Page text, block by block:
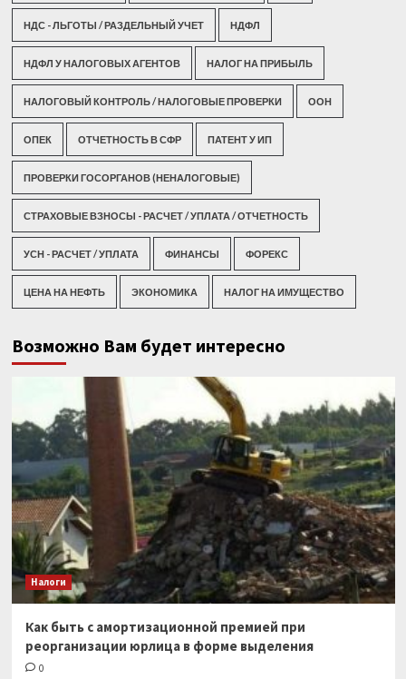
НДС - ЛЬГОТЫ / РАЗДЕЛЬНЫЙ УЧЕТ НДФЛ
НДФЛ У НАЛОГОВЫХ АГЕНТОВ НАЛОГ НА ПРИБЫЛЬ
НАЛОГОВЫЙ КОНТРОЛЬ / НАЛОГОВЫЕ ПРОВЕРКИ ООН
ОПЕК ОТЧЕТНОСТЬ В СФР ПАТЕНТ У ИП
ПРОВЕРКИ ГОСОРГАНОВ (НЕНАЛОГОВЫЕ)
СТРАХОВЫЕ ВЗНОСЫ - РАСЧЕТ / УПЛАТА / ОТЧЕТНОСТЬ
УСН - РАСЧЕТ / УПЛАТА ФИНАНСЫ ФОРЕКС
ЦЕНА НА НЕФТЬ ЭКОНОМИКА НАЛОГ НА ИМУЩЕСТВО
Возможно Вам будет интересно
Налоги
Как быть с амортизационной премией при
реорганизации юрлица в форме выделения
0